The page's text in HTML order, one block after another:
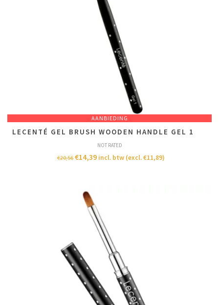
AANBIEDING
LECENTÉ GEL BRUSH WOODEN HANDLE GEL 1
NOT RATED
€20,56 €14,39 incl. btw (excl.€11,89)